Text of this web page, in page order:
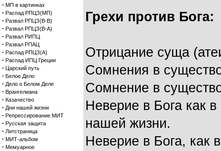
· МП в картинках
· Распад РПЦЗ(МП)
· Развал РПЦЗ(В-В)
· Развал РПЦЗ(В-А)
· Развал РИПЦ
· Развал РПАЦ
· Распад РПЦЗ(А)
· Распад ИПЦ Греции
· Царский путь
· Белое Дело
· Дело о Белом Деле
· Врангелиана
· Казачество
· Дни нашей жизни
· Репрессирование МИТ
· Русская защита
· Литстраница
· МИТ-альбом
· Мемуарное
Грехи против Бога:
Отрицание суща
Сомнения в
Сомнение в
Неверие в Бога как
нашей жизни.
Неверие в Бога, как